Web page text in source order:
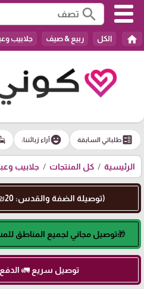
search
home الكل ربيع & صيف جلابيب
ballotطلباتي السابقة emoji_emotionsآراء زبائننا:
الرئيسية كل المنتجات جلابيب
(توصيلة الضفة والقدس: 20₪) (توصيلة الداخل: 50₪)
🎁توصيل مجاني لجميع المناطق للمشتريات بـ500
توصيل سريع 🚛 الدفع